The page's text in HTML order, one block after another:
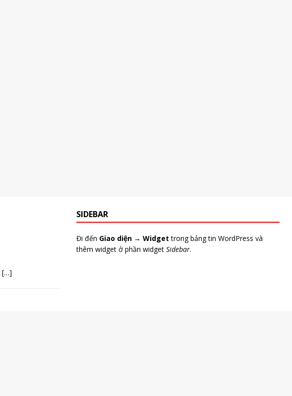
[…]
SIDEBAR
Đi đến Giao diện → Widget trong bảng tin WordPress và
thêm widget ở phần widgetSidebar.